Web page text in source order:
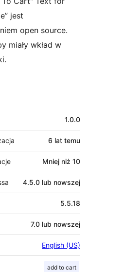
jest
open source.
miały wkład w
1.0.0
6 lat temu
Mniej niż 10
4.5.0 lub nowszej
5.5.18
7.0 lub nowszej
English (US)
add to cart